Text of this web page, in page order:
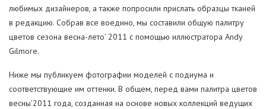
любимых дизайнеров, а также попросили прислать образцы тканей
в редакцию. Собрав все воедино, мы составили общую палитру
цветов сезона весна-лето’ 2011 с помощью иллюстратора Andy
Gilmore.
Ниже мы публикуем фотографии моделей с подиума и
соответствующие им оттенки. В общем, перед вами палитра цветов
весны’2011 года, созданная на основе новых коллекций ведущих